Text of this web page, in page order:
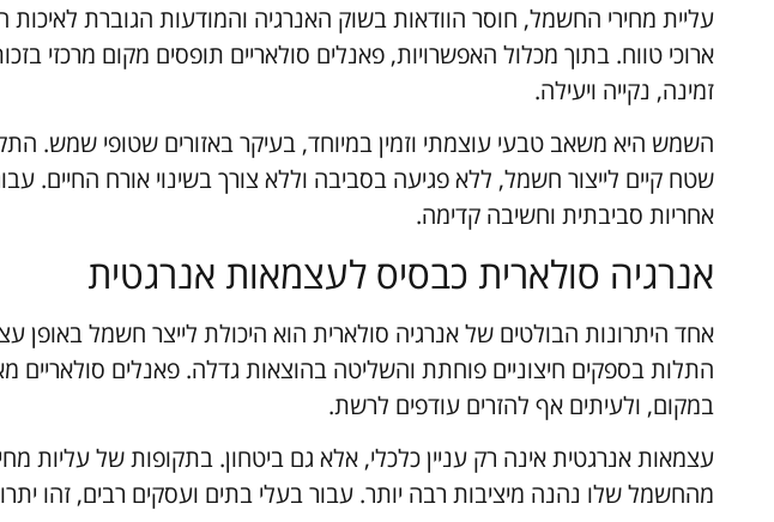
עליית מחירי החשמל, חוסר הוודאות בשוק האנרגיה והמודעות הגוברת לאיכות
ארוכי טווח. בתוך מכלול האפשרויות, פאנלים סולאריים תופסים מקום מרכזי
זמינה, נקייה ויעילה.
השמש היא משאב טבעי עוצמתי וזמין במיוחד, בעיקר באזורים שטופי שמש.
שטח קיים לייצור חשמל, ללא פגיעה בסביבה וללא צורך בשינוי אורח החיים.
אחריות סביבתית וחשיבה קדימה.
אנרגיה סולארית כבסיס לעצמאות אנרגטית
אחד היתרונות הבולטים של אנרגיה סולארית הוא היכולת לייצר חשמל
התלות בספקים חיצוניים פוחתת והשליטה בהוצאות גדלה. פאנלים סולאריים
במקום, ולעיתים אף להזרים עודפים לרשת.
עצמאות אנרגטית אינה רק עניין כלכלי, אלא גם ביטחון. בתקופות של עליות
מהחשמל שלו נהנה מיציבות רבה יותר. עבור בעלי בתים ועסקים רבים, זהו